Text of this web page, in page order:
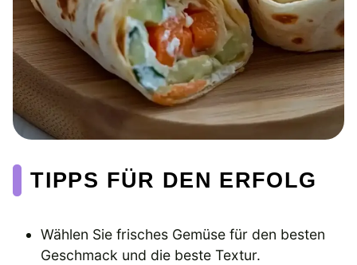
TIPPS FÜR DEN ERFOLG
Wählen Sie frisches Gemüse für den besten
Geschmack und die beste Textur.